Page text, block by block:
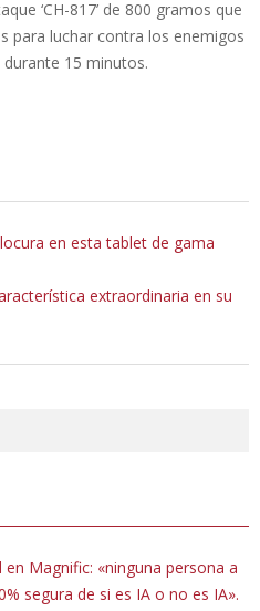
‘CH-817’ de 800 gramos que
para luchar contra los enemigos
15 minutos.
en esta tablet de gama
extraordinaria en su
Magnific: «ninguna persona a
segura de si es IA o no es IA».